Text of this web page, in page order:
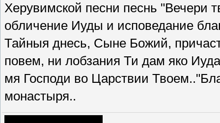
Херувимской песни песнь "Вечери
обличение Иуды и исповедание
Тайныя днесь, Сыне Божий,
повем, ни лобзания Ти дам яко
мя Господи во Царствии
монастыря..